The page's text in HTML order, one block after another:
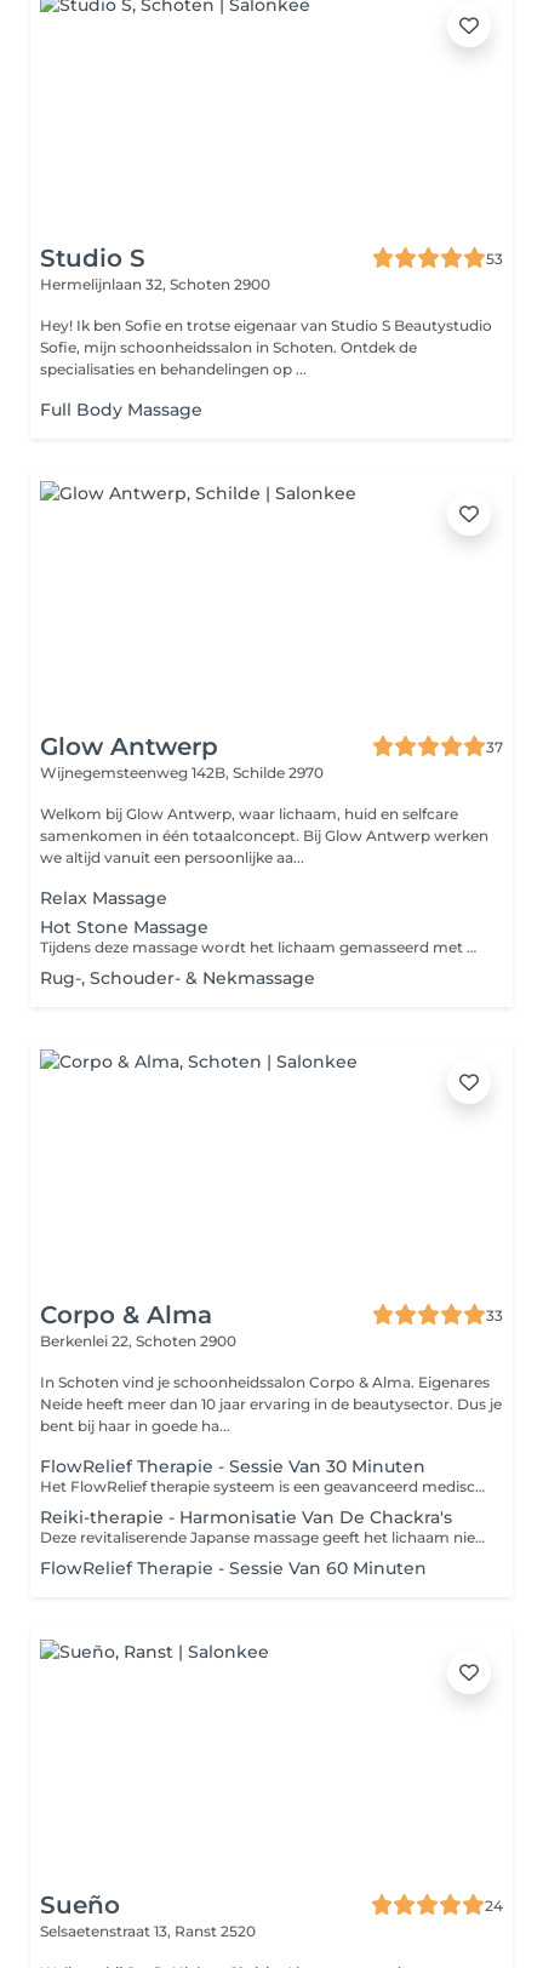
Studio S
53
Hermelijnlaan 32, Schoten 2900
Hey! Ik ben Sofie en trotse eigenaar van Studio S Beautystudio
Sofie, mijn schoonheidssalon in Schoten. Ontdek de
specialisaties en behandelingen op ...
Full Body Massage
Glow Antwerp
37
Wijnegemsteenweg 142B, Schilde 2970
Welkom bij Glow Antwerp, waar lichaam, huid en selfcare
samenkomen in één totaalconcept. Bij Glow Antwerp werken
we altijd vanuit een persoonlijke aa...
Relax Massage
Hot Stone Massage
Tijdens deze massage wordt het lichaam gemasseerd met handen en verwarmde vulkaanstenen (meestal van basalt). Ook worden er stenen op specifieke acupunctuurpunten van het lichaam gelegd. De warmte zorgt in combinatie met de masserende bewegingen niet alleen voor diepe ontspanning, maar ook voor stimulatie van de bloedsomloop, afvoer van gifstoffen en verlichting van verschillende lichamelijke klachten.
Rug-, Schouder- & Nekmassage
Corpo & Alma
33
Berkenlei 22, Schoten 2900
In Schoten vind je schoonheidssalon Corpo & Alma. Eigenares
Neide heeft meer dan 10 jaar ervaring in de beautysector. Dus je
bent bij haar in goede ha...
FlowRelief Therapie - Sessie Van 30 Minuten
Het FlowRelief therapie systeem is een geavanceerd medisch-esthetisch apparaat dat gebruikmaakt van intermitterende pneumatische compressie (ook wel mechanische lymfedrainage of compressietherapie genoemd). Je kunt het het beste vergelijken met een "intelligente massage" die verder gaat dan wat met de handen mogelijk is. Wat doet het in het lichaam? De machine voert drie hoofdtaken uit die handmatige massage aanvullen of versterken: 1)Lymfedrainage: Het systeem helpt het lymfestelsel om overtollig vocht en afvalstoffen (toxines) uit het weefsel te 'duwen' naar de lymfeklieren, waar ze kunnen worden afgevoerd. 2)Bloedcirculatie: Door de druk worden de bloedvaten kortstondig samengedrukt en weer losgelaten. Dit geeft de bloedsomloop een enorme boost, waardoor zuurstofrijk bloed sneller de spieren bereikt. 3)Spier- en zenuwstelsel: De specifieke ritmes (zoals de klopmassage of diepte-ontspanning) beïnvloeden de zenuwuiteinden, wat zorgt voor pijndemping en het loslaten van fysieke spanning in de spierknopen.
Reiki-therapie - Harmonisatie Van De Chackra's
Deze revitaliserende Japanse massage geeft het lichaam nieuwe energie en stimuleert het algehele welzijn door lichaam en geest in balans te brengen. In tegenstelling tot de meeste massages worden de spieren niet gekneed; er wordt enkel gebruikgemaakt van handoplegging. Je kunt dan ook je kleren aanhouden.
FlowRelief Therapie - Sessie Van 60 Minuten
Sueño
24
Selsaetenstraat 13, Ranst 2520